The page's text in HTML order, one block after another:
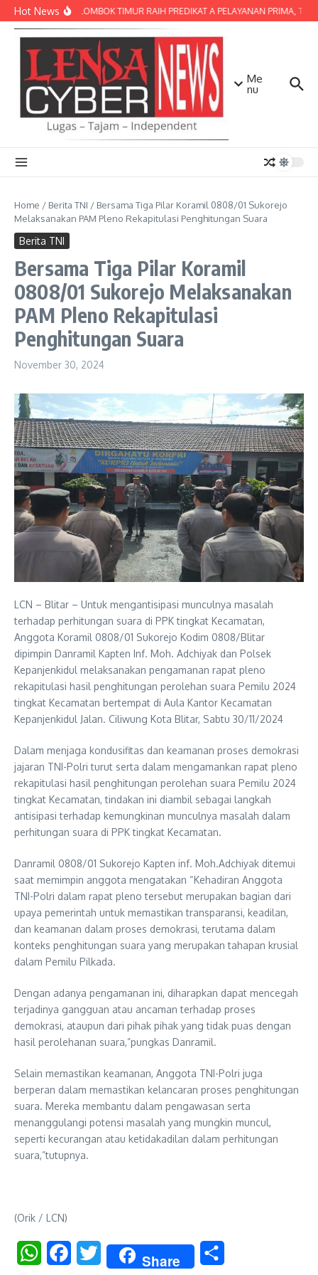
Lewati ke konten
Hot NewsPOLRES LOMBOK TIMUR RAIH PREDIKAT A PELAYANAN PRIMA,
Me
nu
Home / Berita TNI / Bersama Tiga Pilar Koramil 0808/01 Sukorejo
Melaksanakan PAM Pleno Rekapitulasi Penghitungan Suara
Berita TNI
Bersama Tiga Pilar Koramil
0808/01 Sukorejo Melaksanakan
PAM Pleno Rekapitulasi
Penghitungan Suara
November 30, 2024
LCN – Blitar – Untuk mengantisipasi munculnya masalah
terhadap perhitungan suara di PPK tingkat Kecamatan,
Anggota Koramil 0808/01 Sukorejo Kodim 0808/Blitar
dipimpin Danramil Kapten Inf. Moh. Adchiyak dan Polsek
Kepanjenkidul melaksanakan pengamanan rapat pleno
rekapitulasi hasil penghitungan perolehan suara Pemilu 2024
tingkat Kecamatan bertempat di Aula Kantor Kecamatan
Kepanjenkidul Jalan. Ciliwung Kota Blitar, Sabtu 30/11/2024
Dalam menjaga kondusifitas dan keamanan proses demokrasi
jajaran TNI-Polri turut serta dalam mengamankan rapat pleno
rekapitulasi hasil penghitungan perolehan suara Pemilu 2024
tingkat Kecamatan, tindakan ini diambil sebagai langkah
antisipasi terhadap kemungkinan munculnya masalah dalam
perhitungan suara di PPK tingkat Kecamatan.
Danramil 0808/01 Sukorejo Kapten inf. Moh.Adchiyak ditemui
saat memimpin anggota mengatakan “Kehadiran Anggota
TNI-Polri dalam rapat pleno tersebut merupakan bagian dari
upaya pemerintah untuk memastikan transparansi, keadilan,
dan keamanan dalam proses demokrasi, terutama dalam
konteks penghitungan suara yang merupakan tahapan krusial
dalam Pemilu Pilkada.
Dengan adanya pengamanan ini, diharapkan dapat mencegah
terjadinya gangguan atau ancaman terhadap proses
demokrasi, ataupun dari pihak pihak yang tidak puas dengan
hasil perolehanan suara,”pungkas Danramil.
Selain memastikan keamanan, Anggota TNI-Polri juga
berperan dalam memastikan kelancaran proses penghitungan
suara. Mereka membantu dalam pengawasan serta
menanggulangi potensi masalah yang mungkin muncul,
seperti kecurangan atau ketidakadilan dalam perhitungan
suara,”tutupnya.
(Orik / LCN)
WhatsAppFacebookTwitter Share